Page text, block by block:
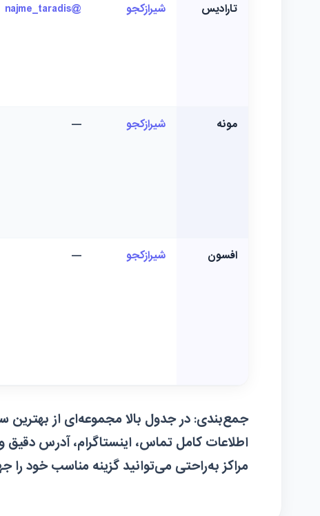
تارادیس شیرازکجو @najme_taradis
مونه شیرازکجو —
افسون شیرازکجو —
جمع‌بندی: در جدول بالا مجموعه‌ای از
اطلاعات کامل تماس، اینستاگرام، آدرس
مراکز به‌راحتی می‌توانید گزینه مناسب خود